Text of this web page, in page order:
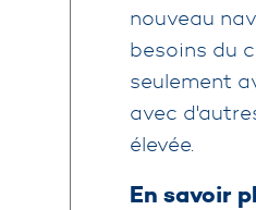
nouveau
besoins du
seulement
avec
élevée.
En savoir